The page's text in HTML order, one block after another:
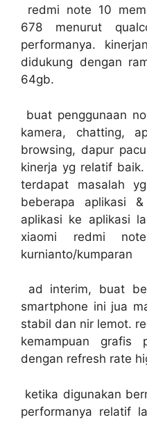
redmi note 10
678 menurut
performanya.
didukung dengan
64gb.
buat penggunaan
kamera, chatting,
browsing, dapur
kinerja yg relatif
terdapat masalah
beberapa aplikasi
aplikasi ke aplikasi
xiaomi redmi
kurnianto/kumparan
ad interim, buat
smartphone ini jua
stabil dan nir lemot.
kemampuan
dengan refresh rate
ketika digunakan
performanya relatif